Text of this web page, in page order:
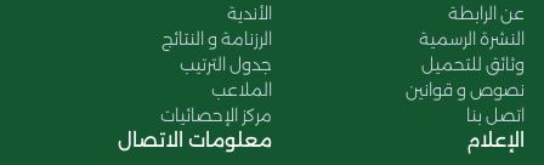
عن الرابطة
النشرة الرسمية
وثائق للتحميل
نصوص و قوانين
اتصل بنا
الأندية
الرزنامة و النتائج
جدول الترتيب
الملاعب
مركز الإحصائيات
الإعلام معلومات الاتصال